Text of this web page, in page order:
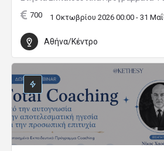
700 1 Οκτωβρίου 2026 00:00 - 31
Αθήνα/Κέντρο